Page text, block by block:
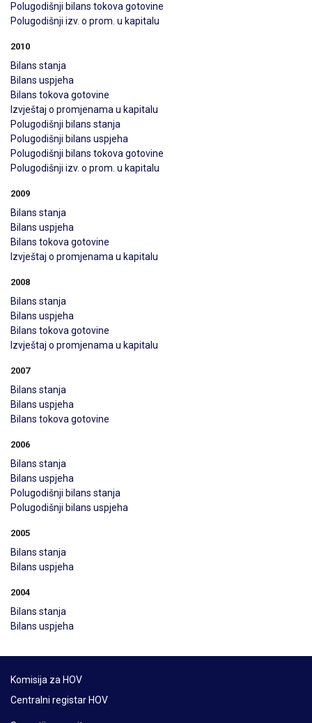
Polugodišnji bilans tokova gotovine
Polugodišnji izv. o prom. u kapitalu
2010
Bilans stanja
Bilans uspjeha
Bilans tokova gotovine
Izvještaj o promjenama u kapitalu
Polugodišnji bilans stanja
Polugodišnji bilans uspjeha
Polugodišnji bilans tokova gotovine
Polugodišnji izv. o prom. u kapitalu
2009
Bilans stanja
Bilans uspjeha
Bilans tokova gotovine
Izvještaj o promjenama u kapitalu
2008
Bilans stanja
Bilans uspjeha
Bilans tokova gotovine
Izvještaj o promjenama u kapitalu
2007
Bilans stanja
Bilans uspjeha
Bilans tokova gotovine
2006
Bilans stanja
Bilans uspjeha
Polugodišnji bilans stanja
Polugodišnji bilans uspjeha
2005
Bilans stanja
Bilans uspjeha
2004
Bilans stanja
Bilans uspjeha
Komisija za HOV
Centralni registar HOV